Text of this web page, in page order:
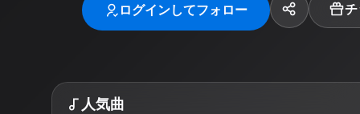
ログインしてフォロー
人気曲